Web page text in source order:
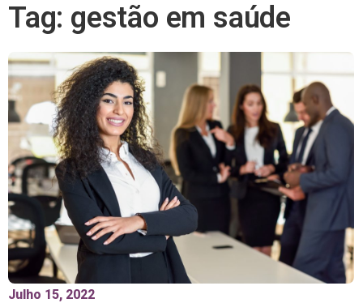
Tag: gestão em saúde
Julho 15, 2022